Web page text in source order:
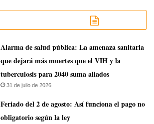
​Alarma de salud pública: La amenaza sanitaria
que dejará más muertes que el VIH y la
tuberculosis para 2040 suma aliados
31 de julio de 2026
Feriado del 2 de agosto: Así funciona el pago no
obligatorio según la ley